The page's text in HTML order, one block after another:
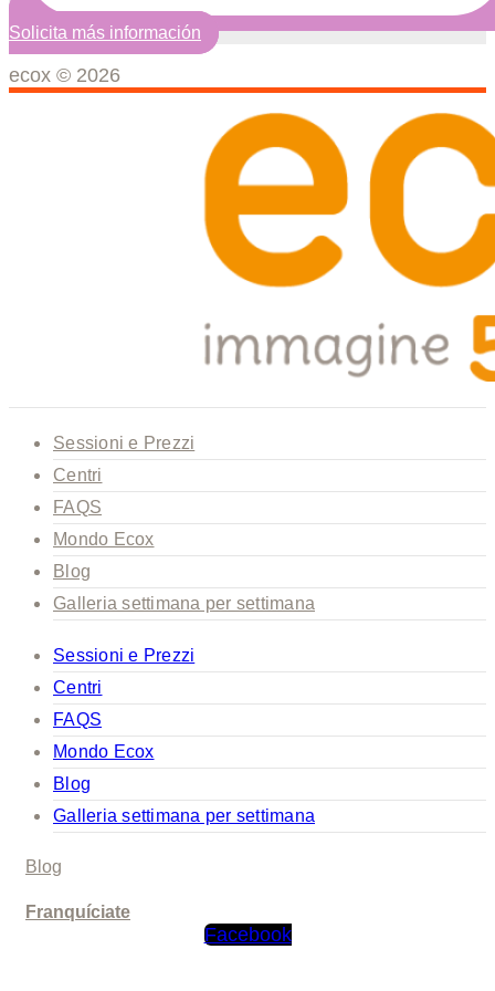
Solicita más información
ecox © 2026
Sessioni e Prezzi
Centri
FAQS
Mondo Ecox
Blog
Galleria settimana per settimana
Sessioni e Prezzi
Centri
FAQS
Mondo Ecox
Blog
Galleria settimana per settimana
Blog
Franquíciate
Facebook